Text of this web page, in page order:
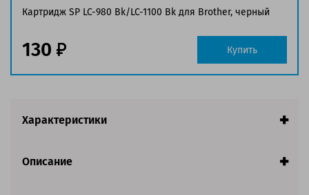
Ресурс:900 страниц формата А4 при 5%
Страна:
Китай
Картридж SP LC-980 Bk/LC-1100 Bk для Brother, черный
130 Купить
Характеристики
Описание